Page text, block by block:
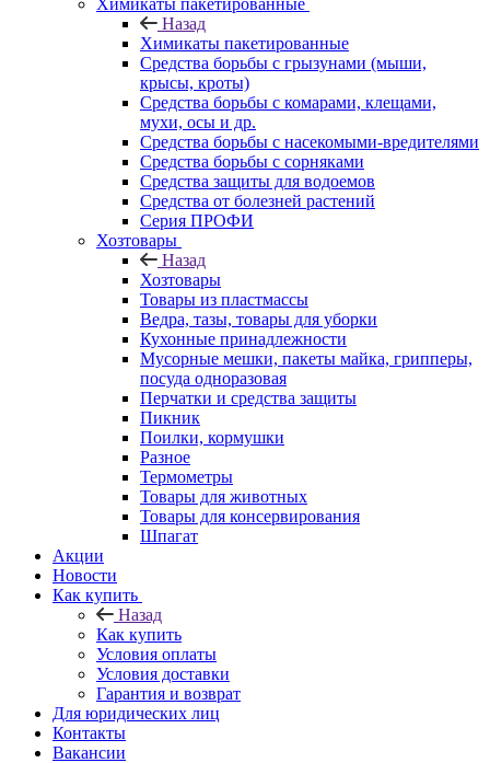
Химикаты пакетированные
Назад
Химикаты пакетированные
Средства борьбы с грызунами (мыши,
крысы, кроты)
Средства борьбы с комарами, клещами,
мухи, осы и др.
Средства борьбы с насекомыми-вредителями
Средства борьбы с сорняками
Средства защиты для водоемов
Средства от болезней растений
Серия ПРОФИ
Хозтовары
Назад
Хозтовары
Товары из пластмассы
Ведра, тазы, товары для уборки
Кухонные принадлежности
Мусорные мешки, пакеты майка, грипперы,
посуда одноразовая
Перчатки и средства защиты
Пикник
Поилки, кормушки
Разное
Термометры
Товары для животных
Товары для консервирования
Шпагат
Акции
Новости
Как купить
Назад
Как купить
Условия оплаты
Условия доставки
Гарантия и возврат
Для юридических лиц
Контакты
Вакансии